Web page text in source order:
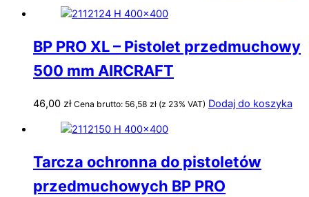
BP PRO XL – Pistolet przedmuchowy
500 mm AIRCRAFT
46,00 zł Cena brutto: 56,58 zł (z 23% VAT) Dodaj do koszyka
Tarcza ochronna do pistoletów
przedmuchowych BP PRO